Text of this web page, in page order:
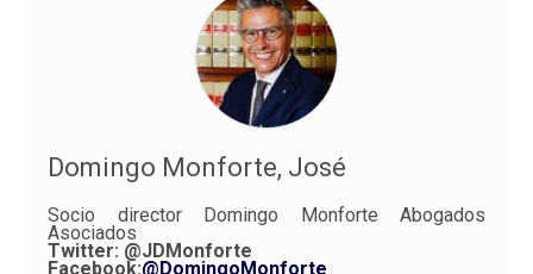
Domingo Monforte, José
Socio director Domingo Monforte Abogados
Asociados
Twitter: @JDMonforte
Facebook:@DomingoMonforte